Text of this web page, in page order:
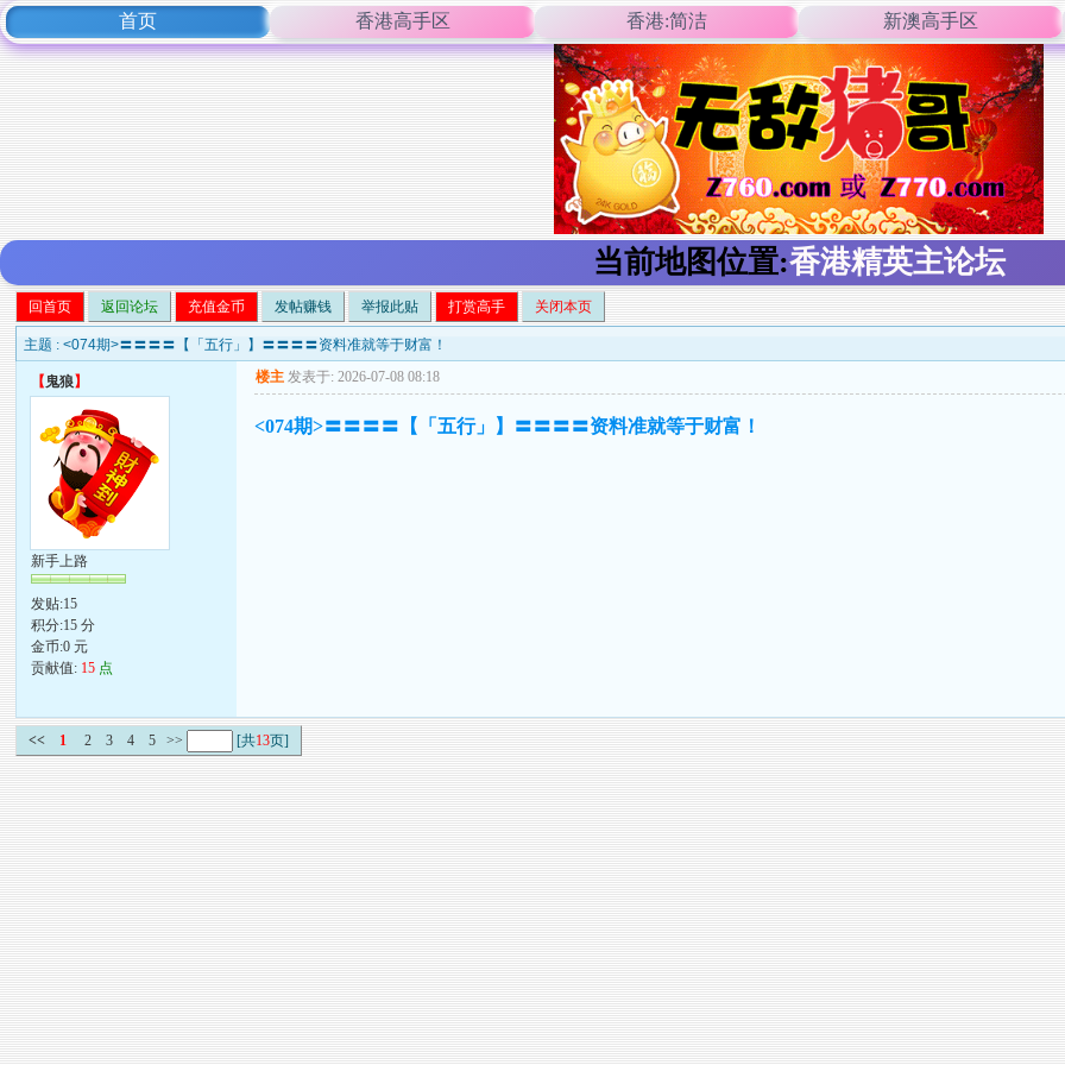
首页 香港高手区 香港:简洁 新澳高手区
当前地图位置:香港精英主论坛
回首页 返回论坛 充值金币 发帖赚钱 举报此贴 打赏高手 关闭本页
主题 :<074期>〓〓〓〓【「五行」】〓〓〓〓资料准就等于财富！
【鬼狼】
新手上路
发贴:15
积分:15 分
金币:0 元
贡献值: 15 点
楼主 发表于: 2026-07-08 08:18
<074期>〓〓〓〓【「五行」】〓〓〓〓资料准就等于财富！
<< 1 2 3 4 5 >> [共13页]